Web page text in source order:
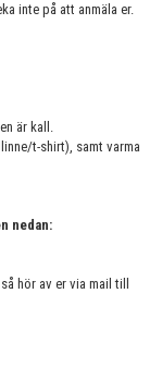
inte på att anmäla er.
är kall.
t-shirt), samt varma
nedan:
hör av er via mail till